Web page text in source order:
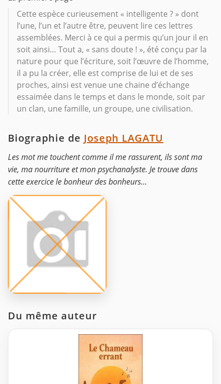
Cette espèce curieusement « intelligente ? » dont
l’une, l’un et l’autre être, peuvent lire ces lettres
assemblées. Merci à ce qui a permis qu’un jour il en
soit ainsi… Tout a, « sans doute ! », été conçu par la
nature pour que l’écriture, soit l’œuvre de l’homme,
il a pu la créer, elle est comprise de lui et de ses
proches, ainsi est venue une chaine d’échange
essaimée dans le temps et dans le monde, soit par
un clan, une famille, un groupe, une civilisation.
Biographie de Joseph LAGATU
Les mot me touchent comme il me rassurent, ils sont ma
vie, ma nourriture et mon psychanalyste. Je trouve dans
cette exercice le bonheur des bonheurs...
Du même auteur